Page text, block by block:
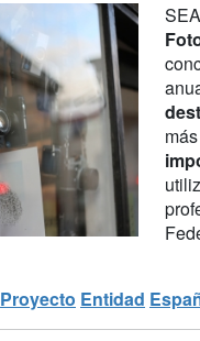
Proyecto Entidad